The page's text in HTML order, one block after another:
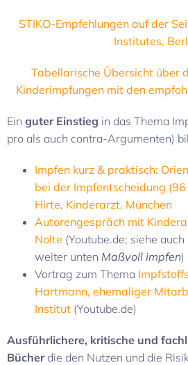
STIKO-Empfehlungen auf der
Institutes,
Tabellarische Übersicht über
Kinderimpfungen mit den
Ein guter Einstieg in das Thema
pro als auch contra-Argumenten)
Impfen kurz & praktisch:
bei der Impfentscheidung
Hirte, Kinderarzt, München
Autorengespräch mit
Nolte (Youtube.de; siehe
weiter unten Maßvoll impfen)
Vortrag zum Thema
Hartmann, ehemaliger
Institut (Youtube.de)
Ausführlichere, kritische und
Bücherdie den Nutzen und die